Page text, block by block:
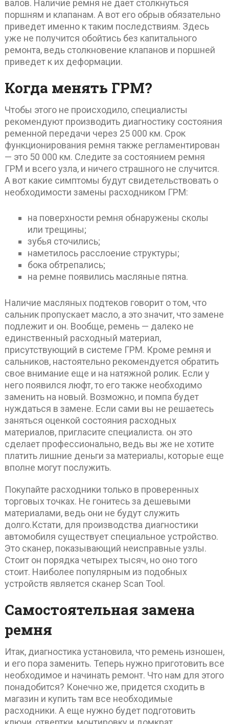
валов. Наличие ремня не дает столкнуться
поршням и клапанам. А вот его обрыв обязательно
приведет именно к таким последствиям. Здесь
уже не получится обойтись без капитального
ремонта, ведь столкновение клапанов и поршней
приведет к их деформации.
Когда менять ГРМ?
Чтобы этого не происходило, специалисты
рекомендуют производить диагностику состояния
ременной передачи через 25 000 км. Срок
функционирования ремня также регламентирован
— это 50 000 км. Следите за состоянием ремня
ГРМ и всего узла, и ничего страшного не случится.
А вот какие симптомы будут свидетельствовать о
необходимости замены расходником ГРМ:
на поверхности ремня обнаружены сколы
или трещины;
зубья сточились;
наметилось расслоение структуры;
бока обтрепались;
на ремне появились масляные пятна.
Наличие масляных подтеков говорит о том, что
сальник пропускает масло, а это значит, что замене
подлежит и он. Вообще, ремень — далеко не
единственный расходный материал,
присутствующий в системе ГРМ. Кроме ремня и
сальников, настоятельно рекомендуется обратить
свое внимание еще и на натяжной ролик. Если у
него появился люфт, то его также необходимо
заменить на новый. Возможно, и помпа будет
нуждаться в замене. Если сами вы не решаетесь
заняться оценкой состояния расходных
материалов, пригласите специалиста. он это
сделает профессионально, ведь вы же не хотите
платить лишние деньги за материалы, которые еще
вполне могут послужить.
Покупайте расходники только в проверенных
торговых точках. Не гонитесь за дешевыми
материалами, ведь они не будут служить
долго.Кстати, для производства диагностики
автомобиля существует специальное устройство.
Это сканер, показывающий неисправные узлы.
Стоит он порядка четырех тысяч, но оно того
стоит. Наиболее популярным из подобных
устройств является сканер Scan Tool.
Самостоятельная замена
ремня
Итак, диагностика установила, что ремень изношен,
и его пора заменить. Теперь нужно приготовить все
необходимое и начинать ремонт. Что нам для этого
понадобится? Конечно же, придется сходить в
магазин и купить там все необходимые
расходники. А еще нужно будет подготовить